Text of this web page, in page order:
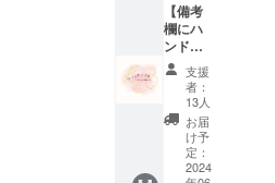
【備考
欄にハ
ンドル
ネーム
必須】
・生誕T
のプリ
クラ ・
クラ
ファン
支援
者：
13人
お届
け予
定：
2024